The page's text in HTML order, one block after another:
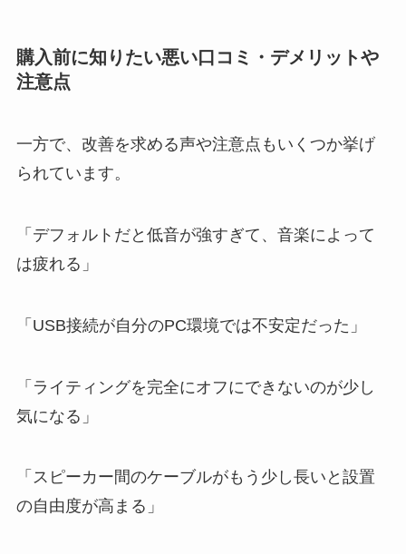
購入前に知りたい悪い口コミ・デメリットや
注意点
一方で、改善を求める声や注意点もいくつか挙げ
られています。
「デフォルトだと低音が強すぎて、音楽によって
は疲れる」
「USB接続が自分のPC環境では不安定だった」
「ライティングを完全にオフにできないのが少し
気になる」
「スピーカー間のケーブルがもう少し長いと設置
の自由度が高まる」